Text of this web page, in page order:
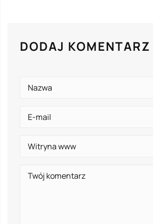
DODAJ KOMENTARZ